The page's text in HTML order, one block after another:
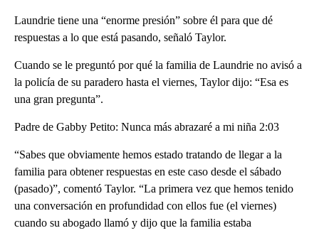
Laundrie tiene una “enorme presión” sobre él para que dé
respuestas a lo que está pasando, señaló Taylor.
Cuando se le preguntó por qué la familia de Laundrie no avisó a
la policía de su paradero hasta el viernes, Taylor dijo: “Esa es
una gran pregunta”.
Padre de Gabby Petito: Nunca más abrazaré a mi niña 2:03
“Sabes que obviamente hemos estado tratando de llegar a la
familia para obtener respuestas en este caso desde el sábado
(pasado)”, comentó Taylor. “La primera vez que hemos tenido
una conversación en profundidad con ellos fue (el viernes)
cuando su abogado llamó y dijo que la familia estaba